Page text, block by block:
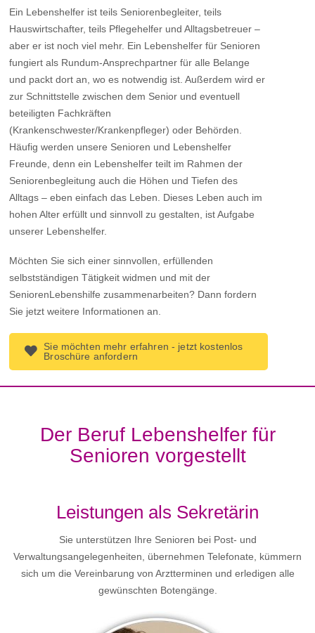
Ein Lebenshelfer ist teils Seniorenbegleiter, teils
Hauswirtschafter, teils Pflegehelfer und Alltagsbetreuer –
aber er ist noch viel mehr. Ein Lebenshelfer für Senioren
fungiert als Rundum-Ansprechpartner für alle Belange
und packt dort an, wo es notwendig ist. Außerdem wird er
zur Schnittstelle zwischen dem Senior und eventuell
beteiligten Fachkräften
(Krankenschwester/Krankenpfleger) oder Behörden.
Häufig werden unsere Senioren und Lebenshelfer
Freunde, denn ein Lebenshelfer teilt im Rahmen der
Seniorenbegleitung auch die Höhen und Tiefen des
Alltags – eben einfach das Leben. Dieses Leben auch im
hohen Alter erfüllt und sinnvoll zu gestalten, ist Aufgabe
unserer Lebenshelfer.
Möchten Sie sich einer sinnvollen, erfüllenden
selbstständigen Tätigkeit widmen und mit der
SeniorenLebenshilfe zusammenarbeiten? Dann fordern
Sie jetzt weitere Informationen an.
Sie möchten mehr erfahren - jetzt kostenlos
Broschüre anfordern
Der Beruf Lebenshelfer für
Senioren vorgestellt
Leistungen als Sekretärin
Sie unterstützen Ihre Senioren bei Post- und
Verwaltungsangelegenheiten, übernehmen Telefonate, kümmern
sich um die Vereinbarung von Arztterminen und erledigen alle
gewünschten Botengänge.